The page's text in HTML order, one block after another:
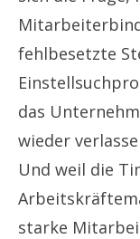
fehlbesetzte
das
wieder
Und weil die
starke